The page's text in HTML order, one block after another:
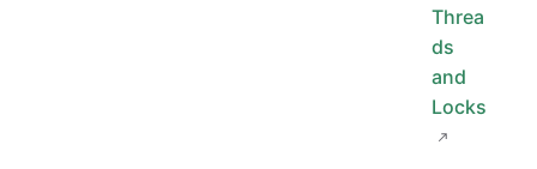
Threa
ds
and
Locks